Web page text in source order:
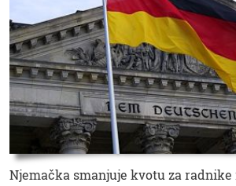
Njemačka smanjuje kvotu za radnike